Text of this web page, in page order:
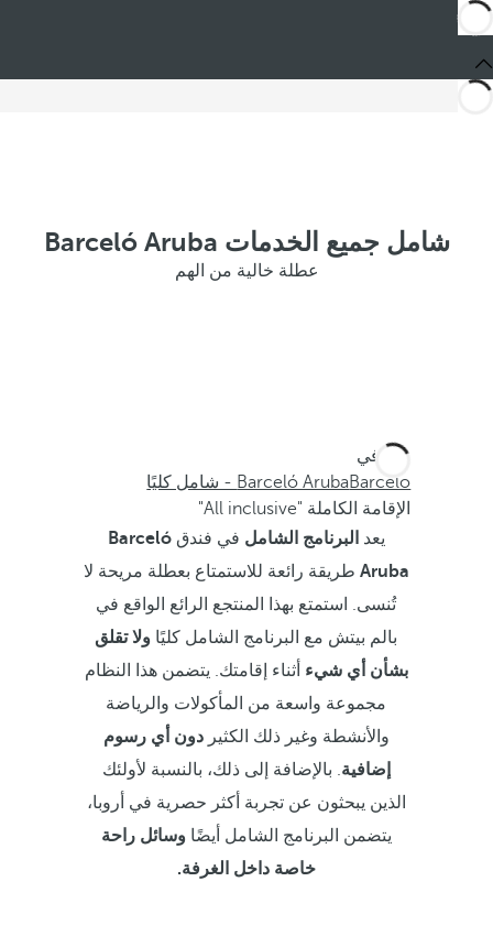
شامل جميع الخدمات Barceló Aruba
عطلة خالية من الهم
أنت في
BarcelóBarceló Aruba - شامل كليًا
الإقامة الكاملة "All inclusive"
يعد البرنامج الشامل في فندقBarceló
Aruba طريقة رائعة للاستمتاع بعطلة مريحة لا
تُنسى. استمتع بهذا المنتجع الرائع الواقع في
بالم بيتش مع البرنامج الشامل كليًا ولا تقلق
بشأن أي شيء أثناء إقامتك. يتضمن هذا النظام
مجموعة واسعة من المأكولات والرياضة
والأنشطة وغير ذلك الكثير دون أي رسوم
إضافية. بالإضافة إلى ذلك، بالنسبة لأولئك
الذين يبحثون عن تجربة أكثر حصرية في أروبا،
يتضمن البرنامج الشامل أيضًاوسائل راحة
خاصة داخل الغرفة.